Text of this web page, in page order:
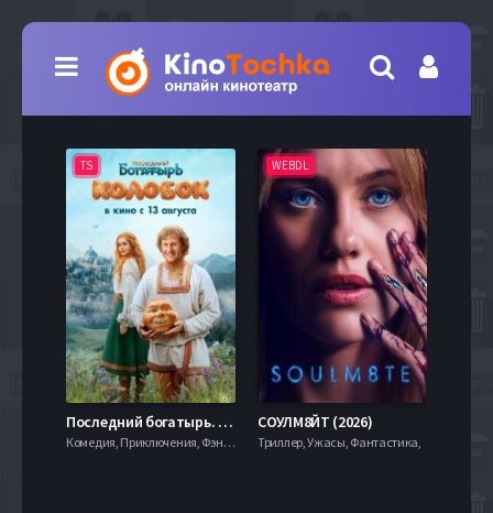
TS
Последний богатырь. Колобок (2026)
Комедия, Приключения, Фэнтези,
WEBDL
СОУЛМ8ЙТ (2026)
Триллер, Ужасы, Фантастика,